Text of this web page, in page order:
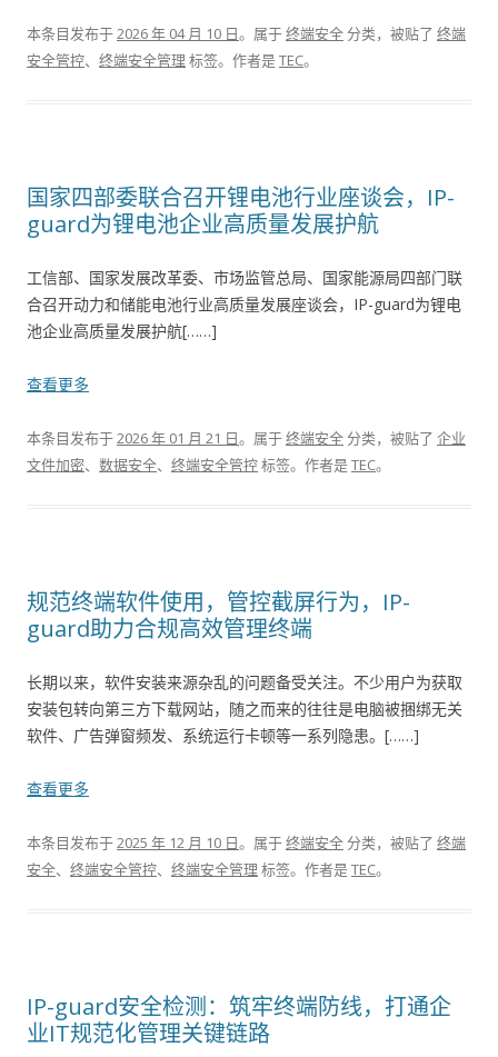
本条目发布于2026 年 04 月 10 日。属于终端安全分类，被贴了 终端
安全管控、 终端安全管理 标签。 作者是TEC。
国家四部委联合召开锂电池行业座谈会，IP-
guard为锂电池企业高质量发展护航
工信部、国家发展改革委、市场监管总局、国家能源局四部门联
合召开动力和储能电池行业高质量发展座谈会，IP-guard为锂电
池企业高质量发展护航[……]
查看更多
本条目发布于2026 年 01 月 21 日。属于终端安全分类，被贴了 企业
文件加密、 数据安全、 终端安全管控标签。 作者是TEC。
规范终端软件使用，管控截屏行为，IP-
guard助力合规高效管理终端
长期以来，软件安装来源杂乱的问题备受关注。不少用户为获取
安装包转向第三方下载网站，随之而来的往往是电脑被捆绑无关
软件、广告弹窗频发、系统运行卡顿等一系列隐患。[……]
查看更多
本条目发布于2025 年 12 月 10 日。属于终端安全分类，被贴了 终端
安全、 终端安全管控、 终端安全管理 标签。 作者是TEC。
IP-guard安全检测：筑牢终端防线，打通企
业IT规范化管理关键链路